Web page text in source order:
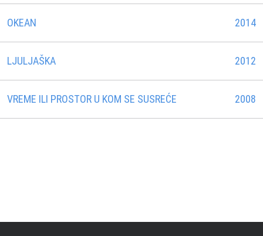
OKEAN 2014
LJULJAŠKA 2012
VREME ILI PROSTOR U KOM SE SUSREĆE 2008